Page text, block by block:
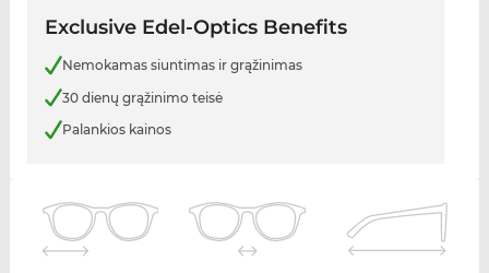
Exclusive Edel-Optics Benefits
Nemokamas siuntimas ir grąžinimas
30 dienų grąžinimo teisė
Palankios kainos